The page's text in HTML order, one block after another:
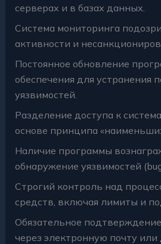
серверах и в базах данных.
Система мониторинга
активности и
Постоянное обновление
обеспечения для устранения
уязвимостей.
Разделение доступа к
основе принципа
Наличие программы
обнаружение уязвимостей
Строгий контроль над
средств, включая лимиты и
Обязательное
через электронную почту или